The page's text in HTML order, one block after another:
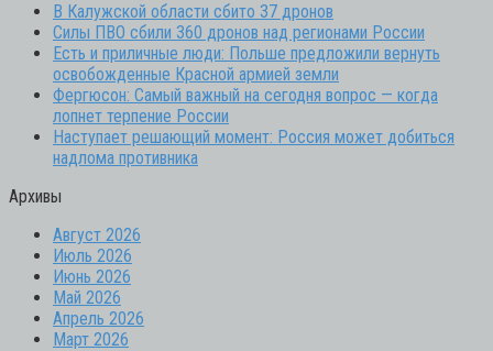
В Калужской области сбито 37 дронов
Силы ПВО сбили 360 дронов над регионами России
Есть и приличные люди: Польше предложили вернуть
освобожденные Красной армией земли
Фергюсон: Самый важный на сегодня вопрос — когда
лопнет терпение России
Наступает решающий момент: Россия может добиться
надлома противника
Архивы
Август 2026
Июль 2026
Июнь 2026
Май 2026
Апрель 2026
Март 2026